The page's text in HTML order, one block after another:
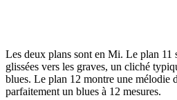
Les deux plans sont en Mi. Le plan 11
glissées vers les graves, un cliché
blues. Le plan 12 montre une mélodie
parfaitement un blues à 12 mesures.